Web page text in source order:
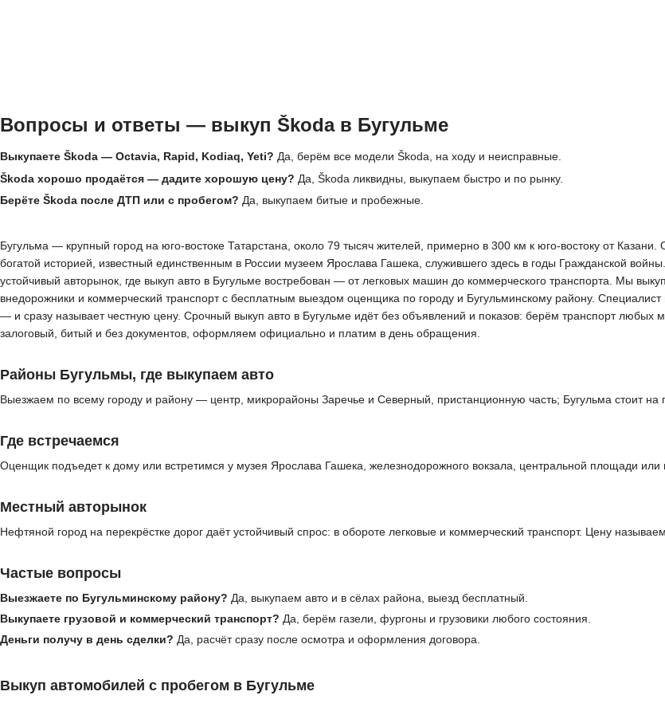
Вопросы и ответы — выкуп Škoda в Бугульме
Выкупаете Škoda — Octavia, Rapid, Kodiaq, Yeti? Да, берём все модели Škoda, на ходу и неисправные.
Škoda хорошо продаётся — дадите хорошую цену? Да, Škoda ликвидны, выкупаем быстро и по рынку.
Берёте Škoda после ДТП или с пробегом? Да, выкупаем битые и пробежные.
Бугульма — крупный город на юго-востоке Татарстана, около 79 тысяч жителей, примерно в 300 км к юго-востоку от
богатой историей, известный единственным в России музеем Ярослава Гашека, служившего здесь в годы Гражданской
устойчивый авторынок, где выкуп авто в Бугульме востребован — от легковых машин до коммерческого транспорта. Мы
внедорожники и коммерческий транспорт с бесплатным выездом оценщика по городу и Бугульминскому району. Специалист
— и сразу называет честную цену. Срочный выкуп авто в Бугульме идёт без объявлений и показов: берём транспорт любых
залоговый, битый и без документов, оформляем официально и платим в день обращения.
Районы Бугульмы, где выкупаем авто
Выезжаем по всему городу и району — центр, микрорайоны Заречье и Северный, пристанционную часть; Бугульма стоит на
Где встречаемся
Оценщик подъедет к дому или встретимся у музея Ярослава Гашека, железнодорожного вокзала, центральной площади или
Местный авторынок
Нефтяной город на перекрёстке дорог даёт устойчивый спрос: в обороте легковые и коммерческий транспорт. Цену
Частые вопросы
Выезжаете по Бугульминскому району? Да, выкупаем авто и в сёлах района, выезд бесплатный.
Выкупаете грузовой и коммерческий транспорт? Да, берём газели, фургоны и грузовики любого состояния.
Деньги получу в день сделки? Да, расчёт сразу после осмотра и оформления договора.
Выкуп автомобилей с пробегом в Бугульме